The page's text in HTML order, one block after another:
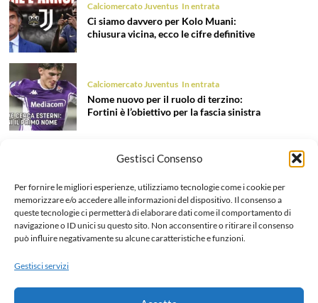
Gestisci Consenso
Per fornire le migliori esperienze, utilizziamo tecnologie come i cookie per
memorizzare e/o accedere alle informazioni del dispositivo. Il consenso a
queste tecnologie ci permetterà di elaborare dati come il comportamento di
navigazione o ID unici su questo sito. Non acconsentire o ritirare il consenso
può influire negativamente su alcune caratteristiche e funzioni.
Gestisci servizi
Calciomercato Juventus In entrata
Ci siamo davvero per Kolo Muani:
chiusura vicina, ecco le cifre definitive
Calciomercato Juventus In entrata
Nome nuovo per il ruolo di terzino:
Fortini è l’obiettivo per la fascia sinistra
Calciomercato Juventus In entrata
il colpo dell’estate 2026!
Calciomercato Juventus In uscita